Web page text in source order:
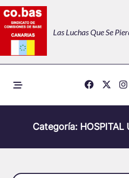
Skip
to
content
Las Luchas Que Se
Categoría: HOSPITAL